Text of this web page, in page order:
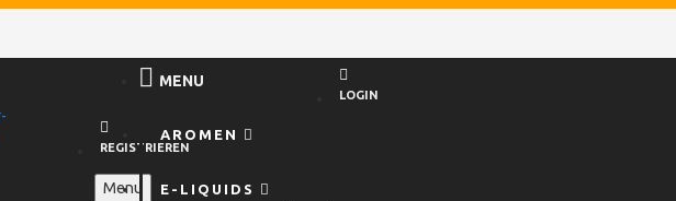
MENU
AROMEN
E-LIQUIDS
LOGIN
REGISTRIEREN
Menu